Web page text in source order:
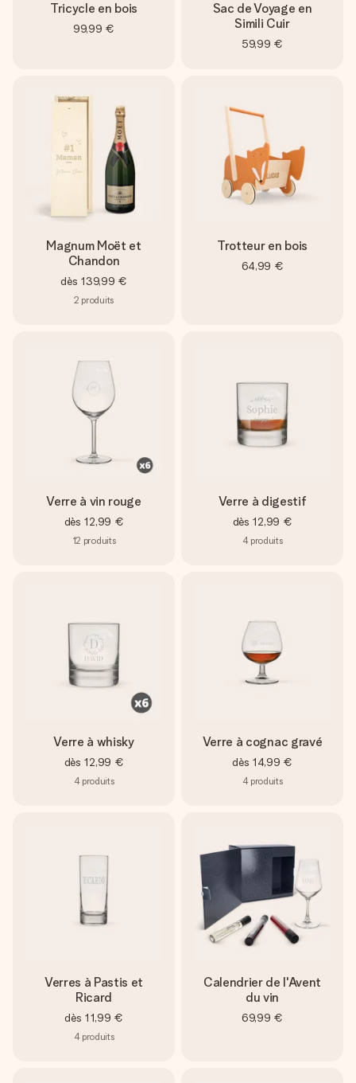
Tricycle en bois
99,99 €
Sac de Voyage en
Simili Cuir
59,99 €
Magnum Moët et
Chandon
dès 139,99 €
2 produits
Trotteur en bois
64,99 €
Verre à vin rouge
dès 12,99 €
12 produits
Verre à digestif
dès 12,99 €
4 produits
Verre à whisky
dès 12,99 €
4 produits
Verre à cognac gravé
dès 14,99 €
4 produits
Verres à Pastis et
Ricard
dès 11,99 €
4 produits
Calendrier de l'Avent
du vin
69,99 €